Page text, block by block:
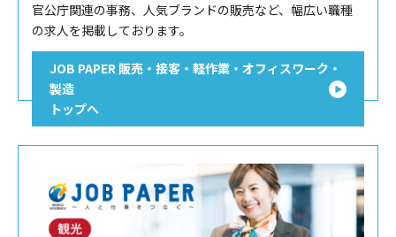
官公庁関連の事務、人気ブランドの販売など、幅広い職種
の求人を掲載しております。
JOB PAPER 販売・接客・軽作業・オフィスワーク・
製造
トップへ